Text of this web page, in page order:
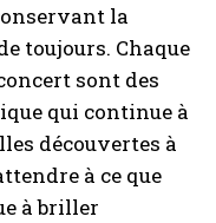
la
toujours. Chaque
sont des
qui continue à
découvertes à
à ce que
à briller